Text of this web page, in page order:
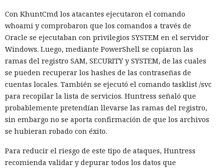
Las conversaciones sobre la pérdida de popularidad de
Next.js en favor de los frameworks Remix, Astro y Gatsby
aún no se confirman en los datos: según el director general
de Vercel, Guillermo Rauch, este año el número de
descargas del framework superó los mil millones — casi el
doble del año pasado, que fue de alrededor de 520 millones.
Con KhuntCmd los atacantes ejecutaron el comando
whoami y comprobaron que los comandos a través de
Oracle se ejecutaban con privilegios SYSTEM en el servidor
Windows. Luego, mediante PowerShell se copiaron las
ramas del registro SAM, SECURITY y SYSTEM, de las cuales
se pueden recuperar los hashes de las contraseñas de
cuentas locales. También se ejecutó el comando tasklist /svc
para recopilar la lista de servicios. Huntress señaló que
probablemente pretendían llevarse las ramas del registro,
sin embargo no se aporta confirmación de que los archivos
se hubieran robado con éxito.
Para reducir el riesgo de este tipo de ataques, Huntress
recomienda validar y depurar todos los datos que